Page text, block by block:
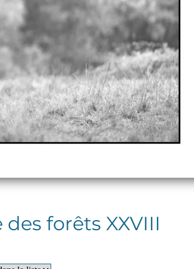
forêts XXVIII